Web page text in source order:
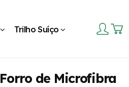
Trilho Suíço
de Microfibra